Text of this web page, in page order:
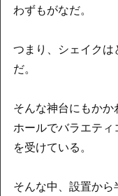
わずもがなだ。
つまり、シェイク
だ。
そんな神台にもか
ホールでバラエテ
を受けている。
そんな中、設置か